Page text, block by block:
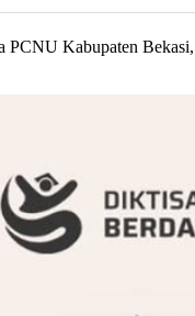
PCNU Kabupaten